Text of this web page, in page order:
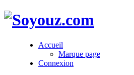
Accueil
Marque page
Connexion